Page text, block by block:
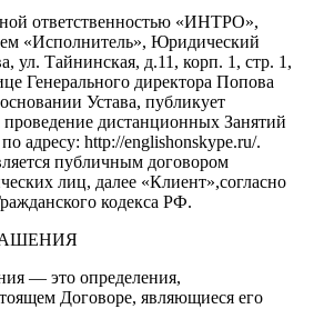
ответственностью «ИНТРО»,
«Исполнитель», Юридический
ул. Тайнинская, д.11, корп. 1, стр. 1,
Генерального директора Попова
Устава, публикует
дистанционных Занятий
адресу: http://englishonskype.ru/.
публичным договором
лиц, далее «Клиент»,согласно
кодекса РФ.
— это определения,
Договоре, являющиеся его